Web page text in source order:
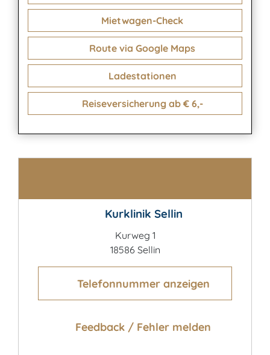
Mietwagen-Check
Route via Google Maps
Ladestationen
Reiseversicherung ab € 6,-
Kurklinik Sellin
Kurweg 1
18586 Sellin
Telefonnummer anzeigen
Feedback / Fehler melden